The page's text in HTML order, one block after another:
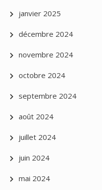
janvier 2025
décembre 2024
novembre 2024
octobre 2024
septembre 2024
août 2024
juillet 2024
juin 2024
mai 2024